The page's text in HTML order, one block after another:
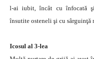
l-ai iubit, încât cu înfocată şi
însutite osteneli şi cu
Icosul al 3-lea